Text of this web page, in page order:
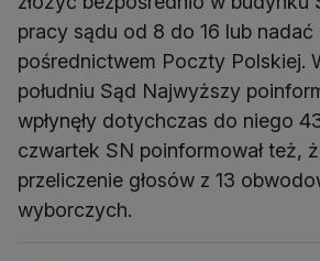
pracy sądu od 8 do 16 lub nadać
pośrednictwem Poczty Polskiej.
południu Sąd Najwyższy
wpłynęły dotychczas do niego
czwartek SN poinformował też,
przeliczenie głosów z 13
wyborczych.